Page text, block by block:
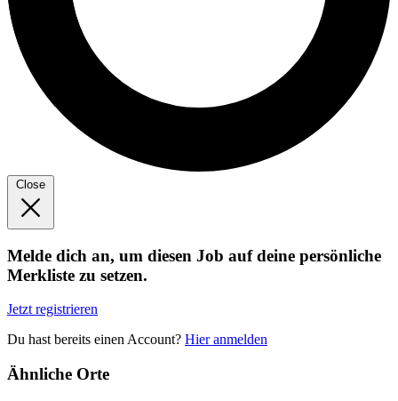
Close
Melde dich an, um diesen Job auf deine persönliche
Merkliste zu setzen.
Jetzt registrieren
Du hast bereits einen Account? Hier anmelden
Ähnliche Orte